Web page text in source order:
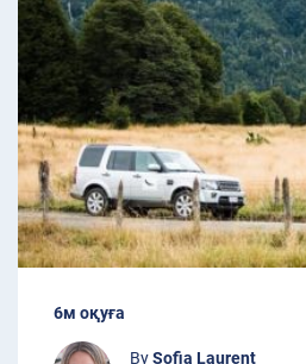
6м оқуға
BySofia Laurent